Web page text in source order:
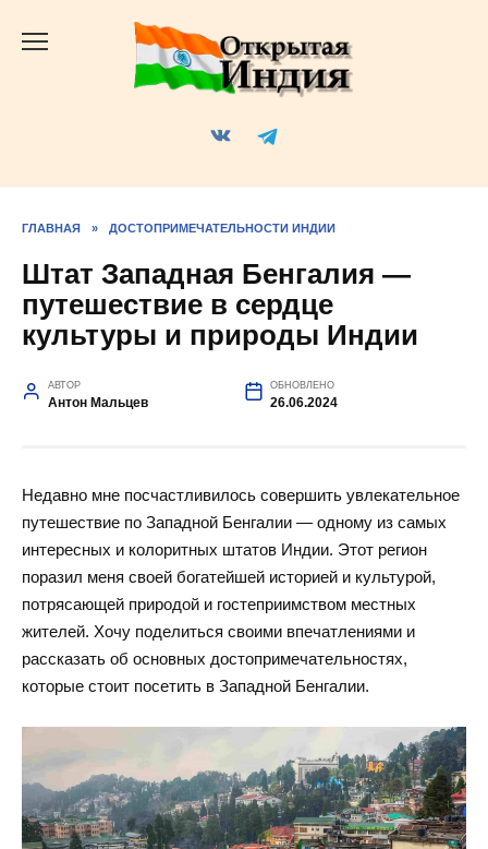
ГЛАВНАЯ » ДОСТОПРИМЕЧАТЕЛЬНОСТИ ИНДИИ
Штат Западная Бенгалия —
путешествие в сердце
культуры и природы Индии
АВТОР
Антон Мальцев
ОБНОВЛЕНО
26.06.2024
Недавно мне посчастливилось совершить увлекательное
путешествие по Западной Бенгалии — одному из самых
интересных и колоритных штатов Индии. Этот регион
поразил меня своей богатейшей историей и культурой,
потрясающей природой и гостеприимством местных
жителей. Хочу поделиться своими впечатлениями и
рассказать об основных достопримечательностях,
которые стоит посетить в Западной Бенгалии.